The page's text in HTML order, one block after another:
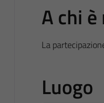
A chi
La
Luogo